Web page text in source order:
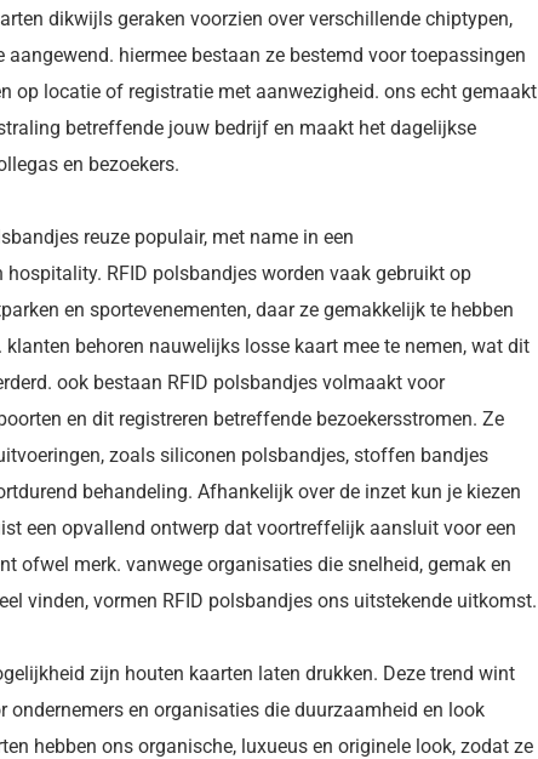
dikwijls geraken voorzien over verschillende chiptypen,
hiermee bestaan ze bestemd voor toepassingen
op locatie of registratie met aanwezigheid. ons echt gemaakt
betreffende jouw bedrijf en maakt het dagelijkse
en bezoekers.
reuze populair, met name in een
hospitality. RFID polsbandjes worden vaak gebruikt op
en sportevenementen, daar ze gemakkelijk te hebben
behoren nauwelijks losse kaart mee te nemen, wat dit
ook bestaan RFID polsbandjes volmaakt voor
en dit registreren betreffende bezoekersstromen. Ze
zoals siliconen polsbandjes, stoffen bandjes
behandeling. Afhankelijk over de inzet kun je kiezen
een opvallend ontwerp dat voortreffelijk aansluit voor een
ofwel merk. vanwege organisaties die snelheid, gemak en
vinden, vormen RFID polsbandjes ons uitstekende uitkomst.
zijn houten kaarten laten drukken. Deze trend wint
ondernemers en organisaties die duurzaamheid en look
hebben ons organische, luxueus en originele look, zodat ze